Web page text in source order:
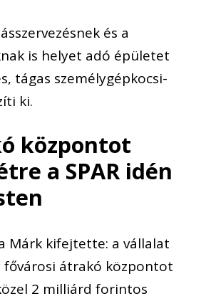
és a
is helyet adó épületet
tágas személygépkocsi-
ki.
központot
a SPAR idén
Márk kifejtette: a vállalat
fővárosi átrakó központot
2 milliárd forintos